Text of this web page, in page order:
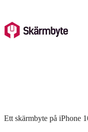
content
Ett skärmbyte på iPhone